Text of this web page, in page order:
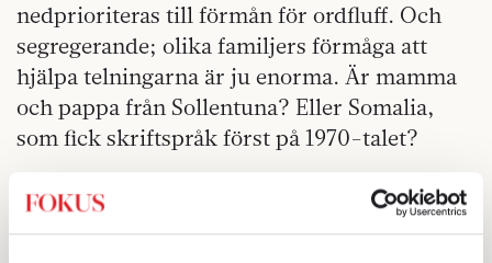
nedprioriteras till förmån för ordfluff. Och
segregerande; olika familjers förmåga att
hjälpa telningarna är ju enorma. Är mamma
och pappa från Sollentuna? Eller Somalia,
som fick skriftspråk först på 1970-talet?
Till Det svenska tillståndet kan vi i dag räkna
även vården, som också seglat upp som av